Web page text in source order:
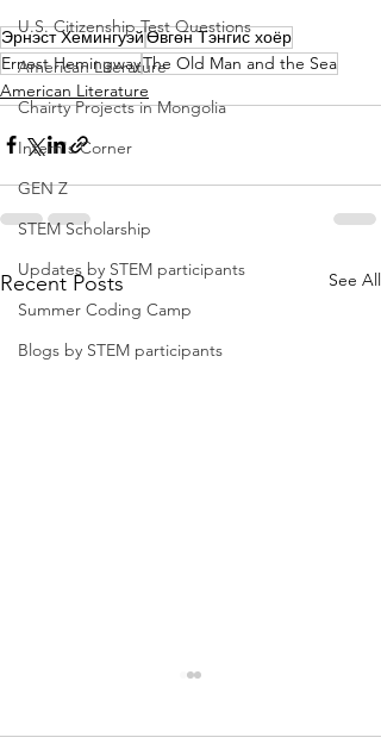
U.S. Citizenship Test Questions
American Literature
Chairty Projects in Mongolia
Intern's Corner
GEN Z
STEM Scholarship
Updates by STEM participants
Summer Coding Camp
Blogs by STEM participants
Эрнэст ХемингуэйӨвгөн Тэнгис хоёр
Ernest HemingwayThe Old Man and the Sea
American Literature
Recent Posts See All